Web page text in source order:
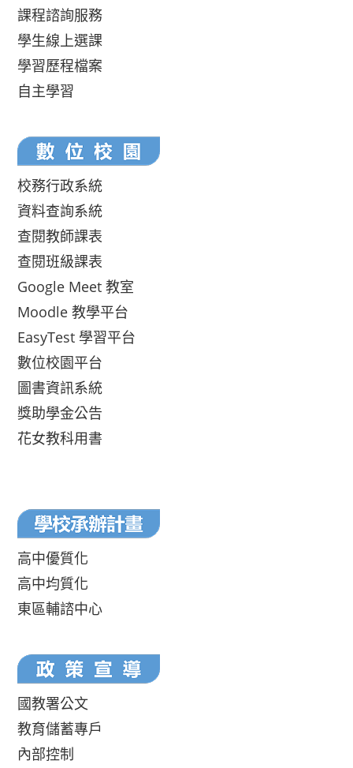
課程諮詢服務
學生線上選課
學習歷程檔案
自主學習
校務行政系統
資料查詢系統
查閱教師課表
查閱班級課表
Google Meet 教室
Moodle 教學平台
EasyTest 學習平台
數位校園平台
圖書資訊系統
獎助學金公告
花女教科用書
高中優質化
高中均質化
東區輔諮中心
國教署公文
教育儲蓄專戶
內部控制